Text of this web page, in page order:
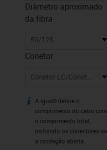
Diâmetro aproximado
da fibra
50/125
Conetor
Conetor LC/Conetor SC
igus-icon-info
A igus® define o
comprimento do cabo
o comprimento total,
incluindo os conectores ou
a confeção aberta.